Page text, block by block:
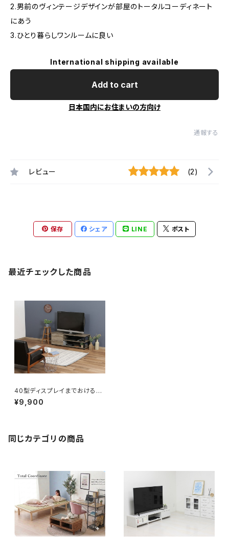
2.男前のヴィンテージデザインが部屋のトータルコーディネート
にあう
3.ひとり暮らしワンルームに良い
International shipping available
Add to cart
日本国内にお住まいの方向け
通報する
レビュー (2)
保存 シェア LINE ポスト
最近チェックした商品
40型ディスプレイまでおける男
前ヴィンテージのTV台
¥9,900
同じカテゴリの商品